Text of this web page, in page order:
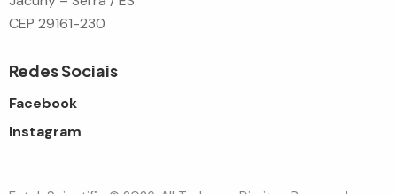
CEP 29161-230
Redes Sociais
Facebook
Instagram